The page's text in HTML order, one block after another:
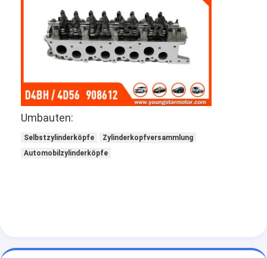
Motorzylinderzylinderblock
SCHLIESSEN SIE ZYLINDERKOPF AB
Motorzylinder-Zylinderkopf
Maschinenkurbelwelle
Maschinen-Nockenwelle
Umbauten:
Selbstzylinderköpfe
Zylinderkopfversammlung
Automobilzylinderköpfe